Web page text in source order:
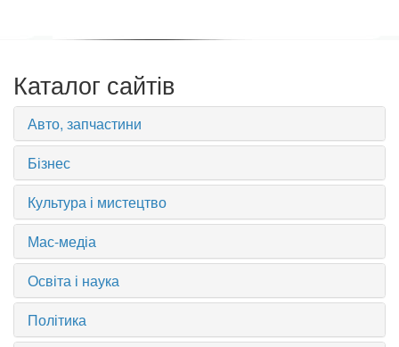
Каталог сайтів
Авто, запчастини
Бізнес
Культура і мистецтво
Мас-медіа
Освіта і наука
Політика